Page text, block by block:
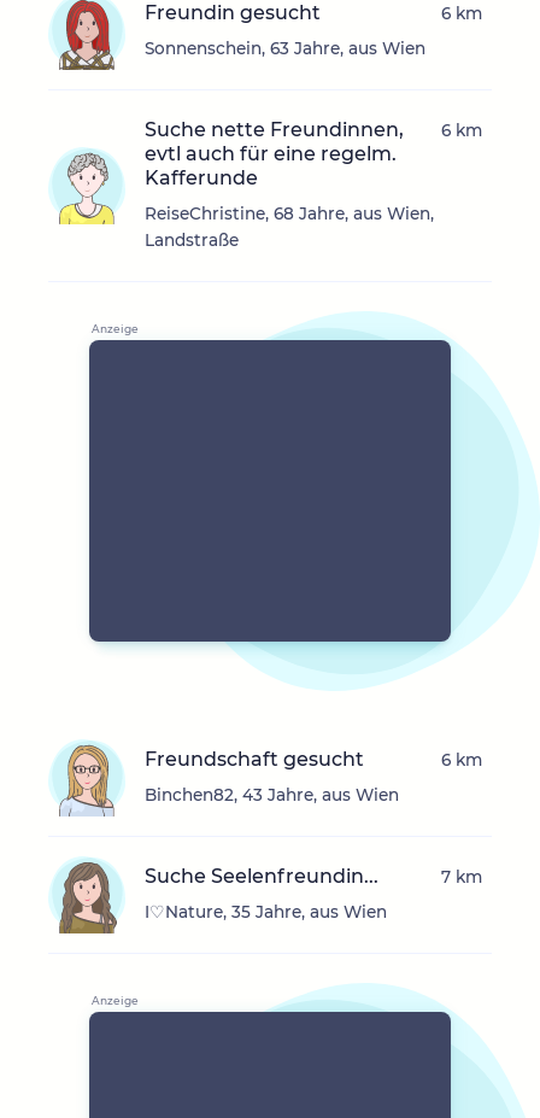
Freundin gesucht
Sonnenschein, 63 Jahre, aus Wien
6 km
Suche nette Freundinnen,
evtl auch für eine regelm.
Kafferunde
ReiseChristine, 68 Jahre, aus Wien,
Landstraße
6 km
Freundschaft gesucht
Binchen82, 43 Jahre, aus Wien
6 km
Suche Seelenfreundin...
I♡Nature, 35 Jahre, aus Wien
7 km